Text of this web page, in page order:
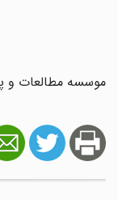
موسسه مطالعات و